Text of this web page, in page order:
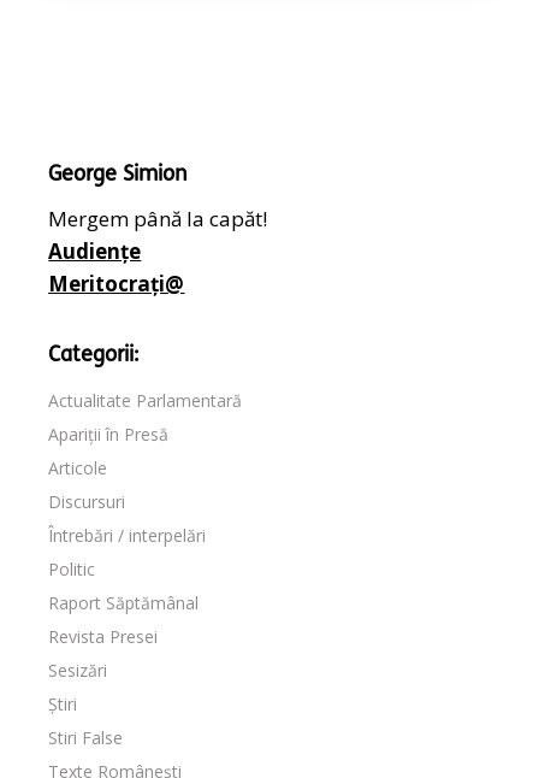
George Simion
Mergem până la capăt!
Audiențe
Meritocrați@
Categorii:
Actualitate Parlamentară
Apariții în Presă
Articole
Discursuri
Întrebări / interpelări
Politic
Raport Săptămânal
Revista Presei
Sesizări
Știri
Stiri False
Texte Românești